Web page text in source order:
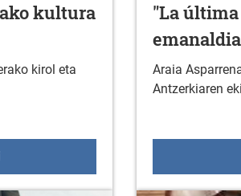
kultura
kirol eta
2026-2027 ikasturterako kultura eta kirol
"La
Araia
Antzerkiaren